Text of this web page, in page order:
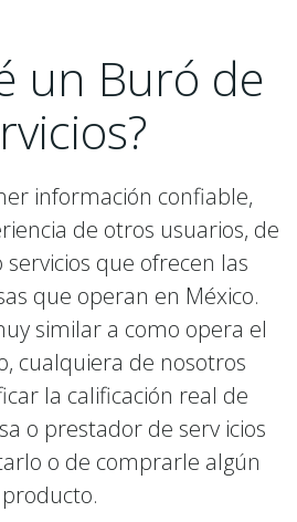
un Buró de
información confiable,
de otros usuarios, de
que ofrecen las
que operan en México.
similar a como opera el
cualquiera de nosotros
la calificación real de
o prestador de serv icios
o de comprarle algún
producto.